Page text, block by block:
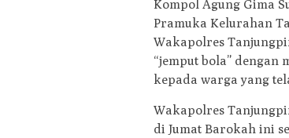
Kompol Agung Gima
Pramuka Kelurahan
Wakapolres
“jemput bola” dengan
kepada warga yang
Wakapolres
di Jumat Barokah ini